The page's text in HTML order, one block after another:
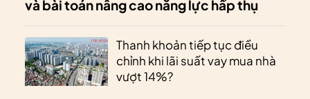
và bài toán nâng cao năng lực hấp thụ
Thanh khoản tiếp tục điều
chỉnh khi lãi suất vay mua nhà
vượt 14%?